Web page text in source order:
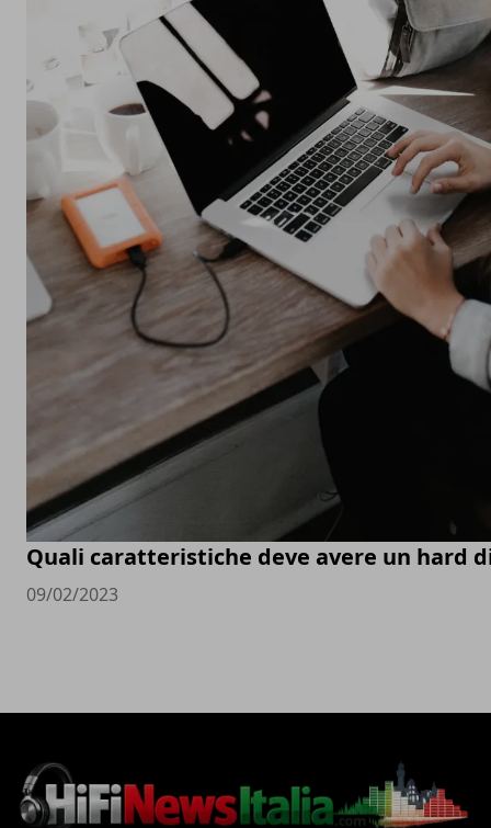
Quali caratteristiche deve avere un hard
09/02/2023